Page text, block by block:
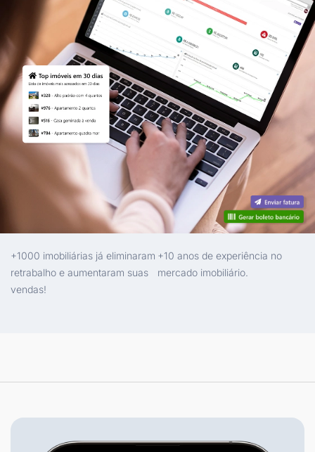
+1000 imobiliárias já eliminaram
retrabalho e aumentaram suas
vendas!
+10 anos de experiência no
mercado imobiliário.